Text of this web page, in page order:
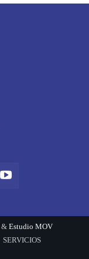
& Estudio MOV
SERVICIOS